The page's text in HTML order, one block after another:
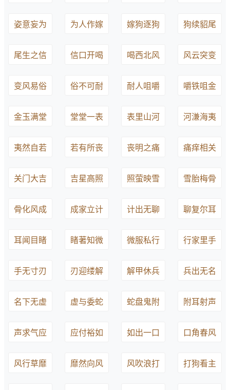
姿意妄为 为人作嫁 嫁狗逐狗 狗续貂尾
尾生之信 信口开喝 喝西北风 风云突变
变风易俗 俗不可耐 耐人咀嚼 嚼铁咀金
金玉满堂 堂堂一表 表里山河 河溓海夷
夷然自若 若有所丧 丧明之痛 痛痒相关
关门大吉 吉星高照 照萤映雪 雪胎梅骨
骨化风成 成家立计 计出无聊 聊复尔耳
耳闻目睹 睹著知微 微服私行 行家里手
手无寸刃 刃迎缕解 解甲休兵 兵出无名
名下无虚 虚与委蛇 蛇盘鬼附 附耳射声
声求气应 应付裕如 如出一口 口角春风
风行草靡 靡然向风 风吹浪打 打狗看主